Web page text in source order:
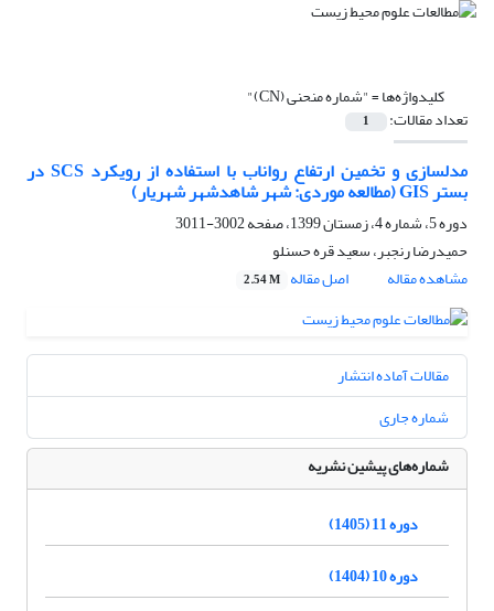
کلیدواژه‌ها ="شماره منحنی (CN)"
تعداد مقالات: 1
مدلسازی و تخمین ارتفاع رواناب با استفاده از رویکرد SCS در
بستر GIS (مطالعه موردی: شهر شاهدشهر شهریار)
دوره 5، شماره 4، زمستان 1399، صفحه
3002-3011
حمیدرضا رنجبر، سعید قره حسنلو
مشاهده مقاله
اصل مقاله 2.54 M
مقالات آماده انتشار
شماره جاری
شماره‌های پیشین نشریه
دوره 11 (1405)
دوره 10 (1404)